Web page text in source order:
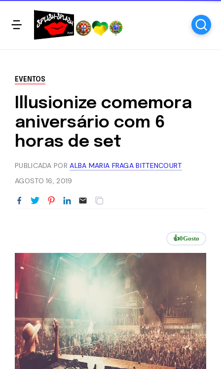
EVENTOS
Illusionize comemora
aniversário com 6
horas de set
PUBLICADA PORALBA MARIA FRAGA BITTENCOURT
AGOSTO 16, 2019
👍0Gosto